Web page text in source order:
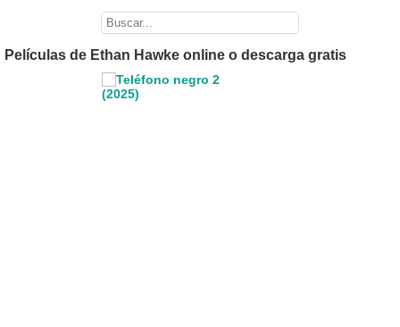
Romance Fantasía Drama Animación Crimen
Películas de Ethan Hawke online o descarga gratis